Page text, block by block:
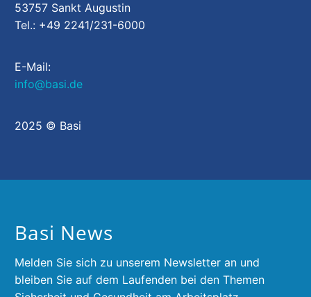
53757 Sankt Augustin
Tel.: +49 2241/231-6000
E-Mail:
info@basi.de
2025 © Basi
Basi News
Melden Sie sich zu unserem Newsletter an und
bleiben Sie auf dem Laufenden bei den Themen